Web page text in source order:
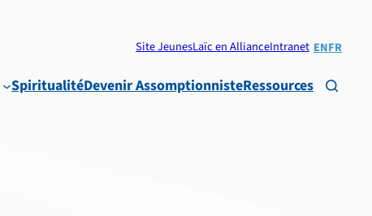
Site JeunesLaïc en AllianceIntranet ENFR
SpiritualitéDevenir AssomptionnisteRessources 